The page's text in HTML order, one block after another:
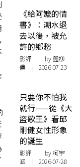
《給阿嬤的情
書》：潮水退
去以後，被允
許的鄉愁
影評 | by 盤柳
儂 | 2026-07-23
只要你不怕我
就行——從《大
盜歌王》看邱
剛健女性形象
的誕生
影評 | by 柯宇
涵 | 2026-07-28